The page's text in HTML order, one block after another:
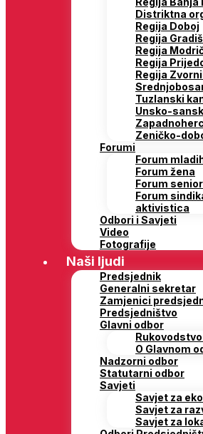
Distriktna
Regija Doboj
Regija
Regija
Regija
Regija
Tuzlanski
Unsko-
Zeničko-
Forumi
Forum
Forum žena
Forum
Forum
aktivistica
Odbori i Savjeti
Video
Fotografije
Naši ljudi
Predsjednik
Generalni sekretar
Zamjenici
Predsjedništvo
Glavni odbor
O Glavnom
Nadzorni odbor
Statutarni odbor
Savjeti
Savjet za
Savjet za
Savjet za